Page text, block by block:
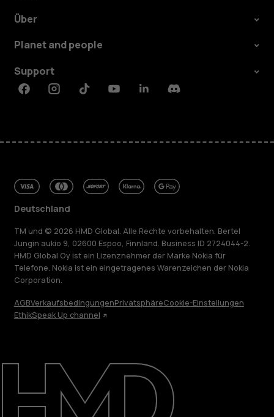
Über
Nachhaltigkeit
Deutschland
Über
Planet and people
Support
FacebookInstagramTiktokYoutubeLinkedinDiscord
Deutschland
TM und © 2026 HMD Global. Alle Rechte vorbehalten. Bertel
Jungin aukio 9, 02600 Espoo, Finnland. Business ID 2724044-2.
HMD Global Oy ist ein Lizenznehmer der Marke Nokia für
Telefone. Nokia ist ein eingetragenes Warenzeichen der Nokia
Corporation.
AGBVerkaufsbedingungenPrivatsphäreCookie-Einstellungen
EthikSpeak Up channel